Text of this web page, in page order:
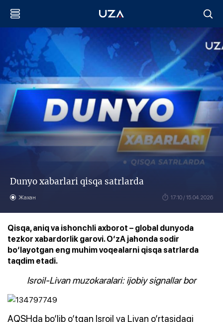
Dunyo xabarlari qisqa satrlarda
Жахан 17:10 / 15.04.2026
Qisqa, aniq va ishonchli axborot – global dunyoda
tezkor xabardorlik garovi. O‘zA jahonda sodir
bo‘layotgan eng muhim voqealarni qisqa satrlarda
taqdim etadi.
Isroil-Livan muzokaralari: ijobiy signallar bor
AQSHda bo‘lib o‘tgan Isroil va Livan o‘rtasidagi